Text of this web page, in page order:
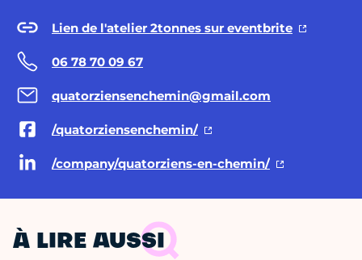
Lien de l'atelier 2tonnes sur eventbrite
06 78 70 09 67
quatorziensenchemin@gmail.com
/quatorziensenchemin/
/company/quatorziens-en-chemin/
À LIRE AUSSI